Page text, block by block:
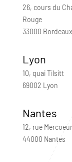
26, cours du
Rouge
33000 Bordeaux
Lyon
10, quai Tilsitt
69002 Lyon
Nantes
12, rue Mercoeur
44000 Nantes